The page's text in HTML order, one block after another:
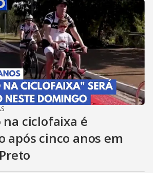
na ciclofaixa é
após cinco anos em